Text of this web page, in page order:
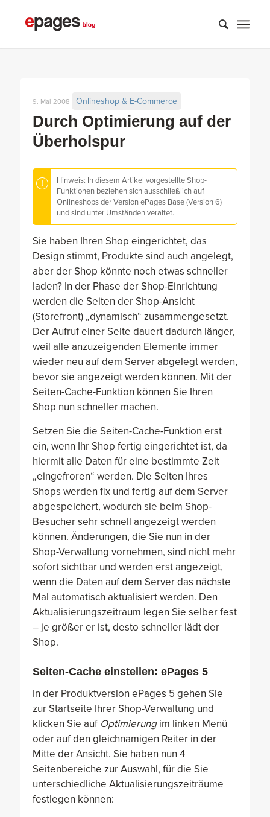
Durch Optimierung auf der
Überholspur
9. Mai 2008 Onlineshop & E-Commerce
Hinweis: In diesem Artikel vorgestellte Shop-
Funktionen beziehen sich ausschließlich auf
Onlineshops der Version ePages Base (Version 6)
und sind unter Umständen veraltet.
Sie haben Ihren Shop eingerichtet, das
Design stimmt, Produkte sind auch angelegt,
aber der Shop könnte noch etwas schneller
laden? In der Phase der Shop-Einrichtung
werden die Seiten der Shop-Ansicht
(Storefront) „dynamisch“ zusammengesetzt.
Der Aufruf einer Seite dauert dadurch länger,
weil alle anzuzeigenden Elemente immer
wieder neu auf dem Server abgelegt werden,
bevor sie angezeigt werden können. Mit der
Seiten-Cache-Funktion können Sie Ihren
Shop nun schneller machen.
Setzen Sie die Seiten-Cache-Funktion erst
ein, wenn Ihr Shop fertig eingerichtet ist, da
hiermit alle Daten für eine bestimmte Zeit
„eingefroren“ werden. Die Seiten Ihres
Shops werden fix und fertig auf dem Server
abgespeichert, wodurch sie beim Shop-
Besucher sehr schnell angezeigt werden
können. Änderungen, die Sie nun in der
Shop-Verwaltung vornehmen, sind nicht mehr
sofort sichtbar und werden erst angezeigt,
wenn die Daten auf dem Server das nächste
Mal automatisch aktualisiert werden. Den
Aktualisierungszeitraum legen Sie selber fest
– je größer er ist, desto schneller lädt der
Shop.
Seiten-Cache einstellen: ePages 5
In der Produktversion ePages 5 gehen Sie
zur Startseite Ihrer Shop-Verwaltung und
klicken Sie auf Optimierungim linken Menü
oder auf den gleichnamigen Reiter in der
Mitte der Ansicht. Sie haben nun 4
Seitenbereiche zur Auswahl, für die Sie
unterschiedliche Aktualisierungszeiträume
festlegen können: